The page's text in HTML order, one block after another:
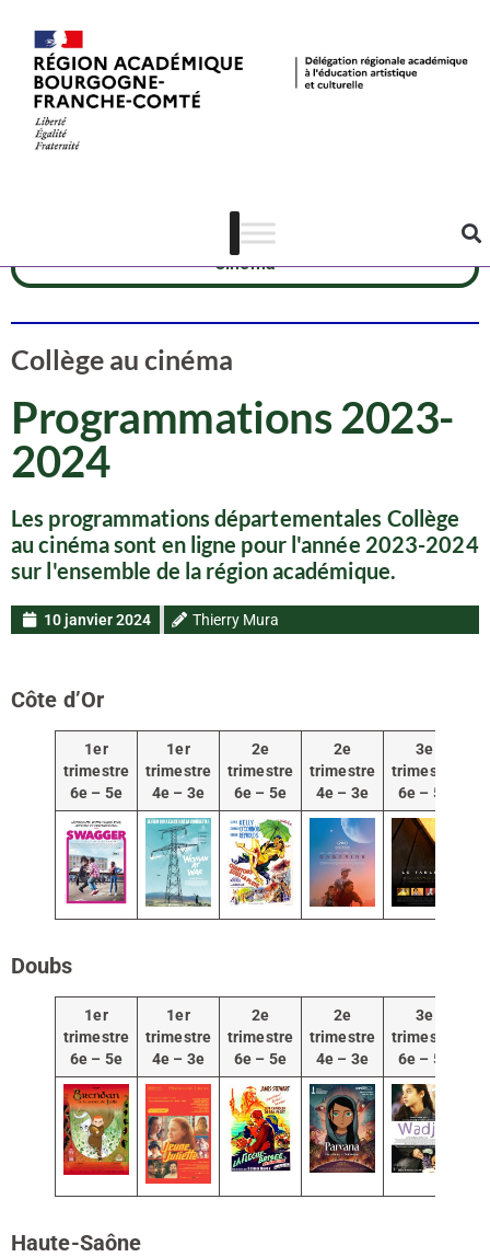
Cinéma
Collège au cinéma
Programmations 2023-
2024
Les programmations départementales Collège
au cinéma sont en ligne pour l'année 2023-2024
sur l'ensemble de la région académique.
10 janvier 2024 Thierry Mura
Côte d’Or
1er
trimestre
6e – 5e
1er
trimestre
4e – 3e
2e
trimestre
6e – 5e
2e
trimestre
4e – 3e
3e
trimestre
6e – 5e
Doubs
1er
trimestre
6e – 5e
1er
trimestre
4e – 3e
2e
trimestre
6e – 5e
2e
trimestre
4e – 3e
3e
trimestre
6e – 5e
Haute-Saône